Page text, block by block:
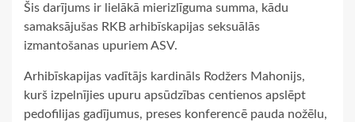
Šis darījums ir lielākā mierizlīguma summa, kādu
samaksājušas RKB arhibīskapijas seksuālās
izmantošanas upuriem ASV.
Arhibīskapijas vadītājs kardināls Rodžers Mahonijs,
kurš izpelnījies upuru apsūdzības centienos apslēpt
pedofilijas gadījumus, preses konferencē pauda nožēlu,